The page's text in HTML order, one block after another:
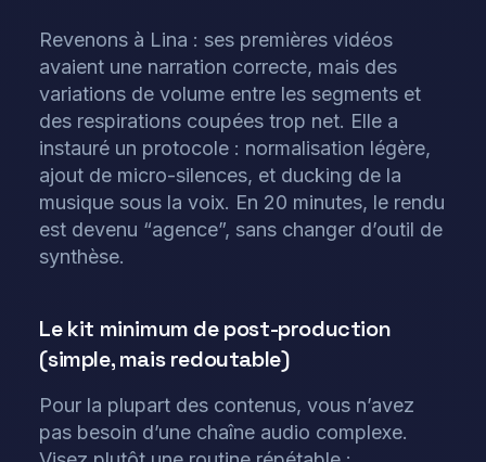
Revenons à Lina : ses premières vidéos
avaient une narration correcte, mais des
variations de volume entre les segments et
des respirations coupées trop net. Elle a
instauré un protocole : normalisation légère,
ajout de micro-silences, et ducking de la
musique sous la voix. En 20 minutes, le rendu
est devenu “agence”, sans changer d’outil de
synthèse.
Le kit minimum de post-production
(simple, mais redoutable)
Pour la plupart des contenus, vous n’avez
pas besoin d’une chaîne audio complexe.